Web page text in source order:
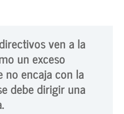
ven a la
un exceso
encaja con la
debe dirigir una